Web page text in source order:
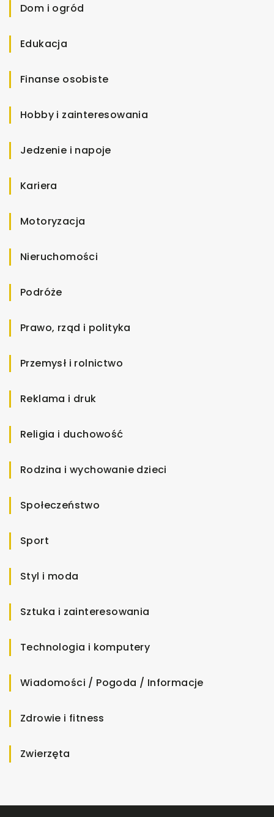
Dom i ogród
Edukacja
Finanse osobiste
Hobby i zainteresowania
Jedzenie i napoje
Kariera
Motoryzacja
Nieruchomości
Podróże
Prawo, rząd i polityka
Przemysł i rolnictwo
Reklama i druk
Religia i duchowość
Rodzina i wychowanie dzieci
Społeczeństwo
Sport
Styl i moda
Sztuka i zainteresowania
Technologia i komputery
Wiadomości / Pogoda / Informacje
Zdrowie i fitness
Zwierzęta